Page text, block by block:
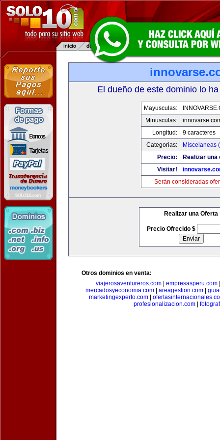
El dueño de este dominio lo
Mayusculas:
Minusculas:
Longitud:
9 caracteres
Categorias:
Miscelaneas
Precio:
Realizar una
Visitar!
Serán consideradas
Realizar una Oferta
Precio Ofrecido $
Otros dominios en venta:
viajerosaventureros.com| empresasperu.com
mercadosyeconomia.com
areagestion.com
marketingexperto.com
profesionalizacion.com|